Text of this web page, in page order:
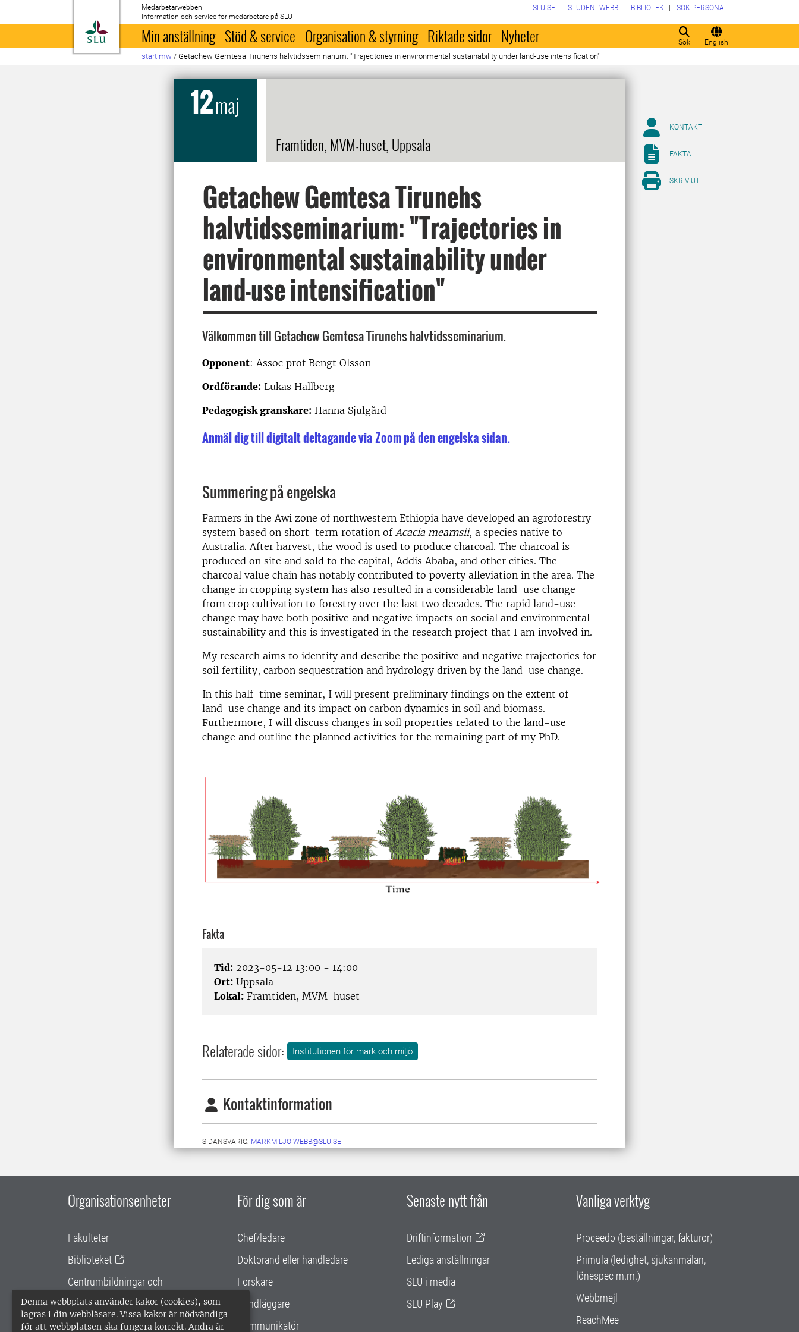
Denna webbplats använder kakor (cookies), som
lagras i din webbläsare. Vissa kakor är nödvändiga
för att webbplatsen ska fungera korrekt. Andra är
Till startsida
Medarbetarwebben
Information och service för medarbetare på SLU
Sök English
SLU.SE STUDENTWEBB BIBLIOTEK SÖK PERSONAL
Min anställning Stöd & service Organisation & styrning Riktade sidor Nyheter
start mw / Getachew Gemtesa Tirunehs halvtidsseminarium: "Trajectories in environmental sustainability under land-use intensification"
12maj
Framtiden, MVM-huset, Uppsala
Getachew Gemtesa Tirunehs
halvtidsseminarium: "Trajectories in
environmental sustainability under
land-use intensification"
Välkommen till Getachew Gemtesa Tirunehs halvtidsseminarium.
Opponent: Assoc prof Bengt Olsson
Ordförande: Lukas Hallberg
Pedagogisk granskare: Hanna Sjulgård
Anmäl dig till digitalt deltagande via Zoom på den engelska sidan.
Summering på engelska
Farmers in the Awi zone of northwestern Ethiopia have developed an agroforestry
system based on short-term rotation of Acacia mearnsii, a species native to
Australia. After harvest, the wood is used to produce charcoal. The charcoal is
produced on site and sold to the capital, Addis Ababa, and other cities. The
charcoal value chain has notably contributed to poverty alleviation in the area. The
change in cropping system has also resulted in a considerable land-use change
from crop cultivation to forestry over the last two decades. The rapid land-use
change may have both positive and negative impacts on social and environmental
sustainability and this is investigated in the research project that I am involved in.
My research aims to identify and describe the positive and negative trajectories for
soil fertility, carbon sequestration and hydrology driven by the land-use change.
In this half-time seminar, I will present preliminary findings on the extent of
land-use change and its impact on carbon dynamics in soil and biomass.
Furthermore, I will discuss changes in soil properties related to the land-use
change and outline the planned activities for the remaining part of my PhD.
Fakta
Tid: 2023-05-12 13:00 - 14:00
Ort: Uppsala
Lokal: Framtiden, MVM-huset
Relaterade sidor: Institutionen för mark och miljö
Kontaktinformation
SIDANSVARIG: MARKMILJO-WEBB@SLU.SE
KONTAKT
FAKTA
SKRIV UT
Organisationsenheter
Fakulteter
Biblioteket
Centrumbildningar och
samarbetsprojekt
Gemensamma verksamhetsstödet
För dig som är
Chef/ledare
Doktorand eller handledare
Forskare
Handläggare
Kommunikatör
Senaste nytt från
Driftinformation
Lediga anställningar
SLU i media
SLU Play
Vanliga verktyg
Proceedo (beställningar, fakturor)
Primula (ledighet, sjukanmälan,
lönespec m.m.)
Webbmejl
ReachMee